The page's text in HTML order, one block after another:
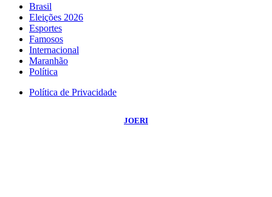
Brasil
Eleições 2026
Esportes
Famosos
Internacional
Maranhão
Política
Política de Privacidade
JOERI